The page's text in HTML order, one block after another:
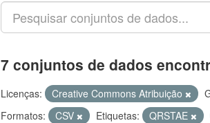
7 conjuntos de dados
Licenças: Creative Commons Atribuição
Formatos:
CSV Etiquetas: QRSTAE